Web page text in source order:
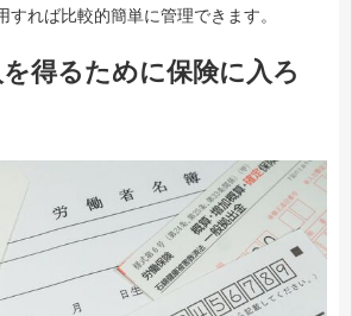
すれば比較的簡単に管理できます。
得るために保険に入ろ